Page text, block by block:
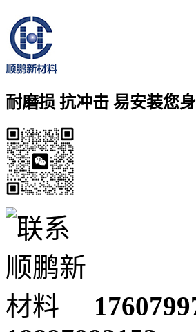
耐磨损 抗冲击 易安装您